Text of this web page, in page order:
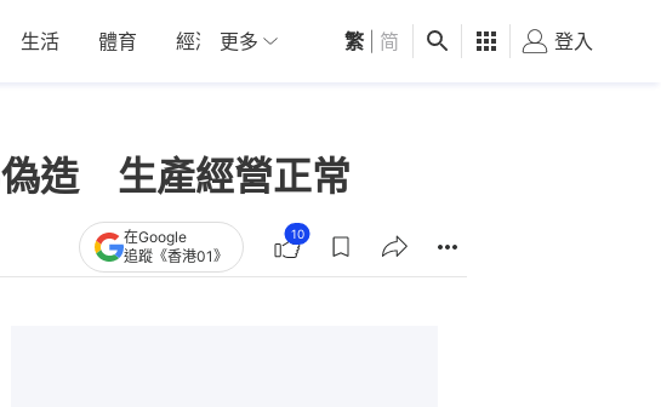
生活 體育 經濟 01深圳 觀點 健康 好食玩飛
更多 繁 简 登入
造 生產經營正常
在Google
追蹤《香港01》
10